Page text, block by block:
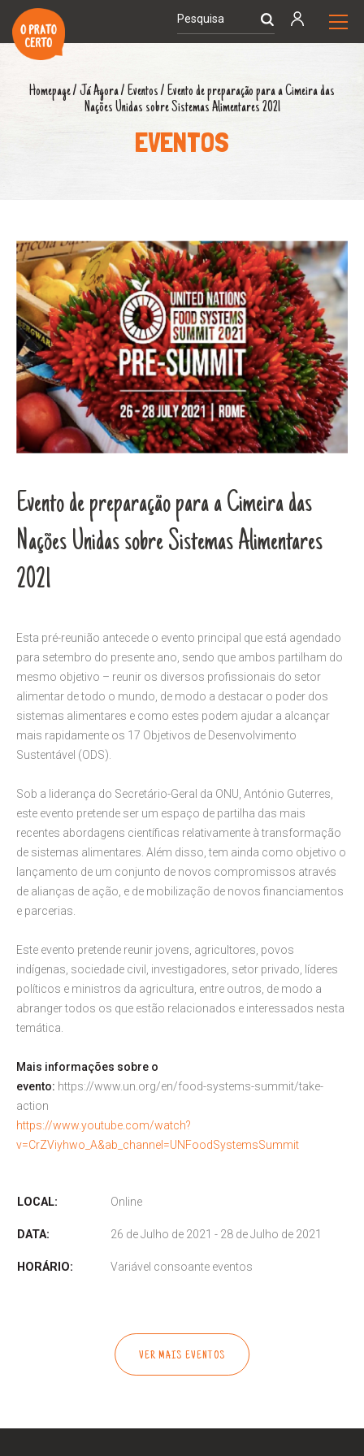
Homepage/ Já Agora/ Eventos/ Evento de preparação para a Cimeira das
Nações Unidas sobre Sistemas Alimentares 2021
EVENTOS
Evento de preparação para a Cimeira das
Nações Unidas sobre Sistemas Alimentares
2021
Esta pré-reunião antecede o evento principal que está agendado
para setembro do presente ano, sendo que ambos partilham do
mesmo objetivo – reunir os diversos profissionais do setor
alimentar de todo o mundo, de modo a destacar o poder dos
sistemas alimentares e como estes podem ajudar a alcançar
mais rapidamente os 17 Objetivos de Desenvolvimento
Sustentável (ODS).
Sob a liderança do Secretário-Geral da ONU, António Guterres,
este evento pretende ser um espaço de partilha das mais
recentes abordagens científicas relativamente à transformação
de sistemas alimentares. Além disso, tem ainda como objetivo o
lançamento de um conjunto de novos compromissos através
de alianças de ação, e de mobilização de novos financiamentos
e parcerias.
Este evento pretende reunir jovens, agricultores, povos
indígenas, sociedade civil, investigadores, setor privado, líderes
políticos e ministros da agricultura, entre outros, de modo a
abranger todos os que estão relacionados e interessados nesta
temática.
Mais informações sobre o
evento: https://www.un.org/en/food-systems-summit/take-
action
https://www.youtube.com/watch?
v=CrZViyhwo_A&ab_channel=UNFoodSystemsSummit
LOCAL: Online
DATA: 26 de Julho de 2021 - 28 de Julho de 2021
HORÁRIO: Variável consoante eventos
VER MAIS EVENTOS